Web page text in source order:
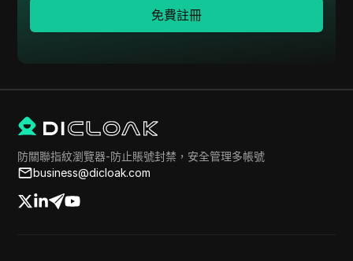
免費註冊
防關聯指紋瀏覽器-防止賬號封禁，安全管理多帳號
business@dicloak.com